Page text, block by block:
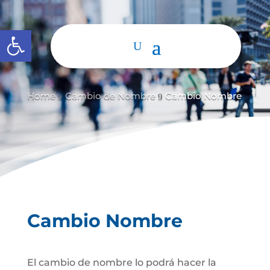
Abrir barra de herramientas
Home 9 Cambio de Nombre 9 Cambio Nombre
Cambio Nombre
El cambio de nombre lo podrá hacer la